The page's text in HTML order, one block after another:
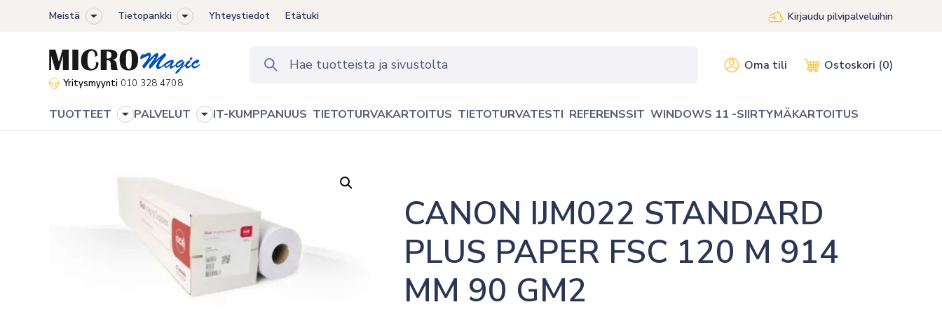
Meistä
Toggle
menu
Tietopankki
Toggle
menu
Yhteystiedot Etätuki Kirjaudu pilvipalveluihin
Yritysmyynti 010 328 4708
Oma tili Ostoskori (0)
TUOTTEET
Toggle
PALVELUT
Toggle
IT-KUMPPANUUS TIETOTURVAKARTOITUS TIETOTURVATESTI REFERENSSIT WINDOWS 11 -SIIRTYMÄKARTOITUS
CANON IJM022 STANDARD
PLUS PAPER FSC 120 M 914
MM 90 GM2